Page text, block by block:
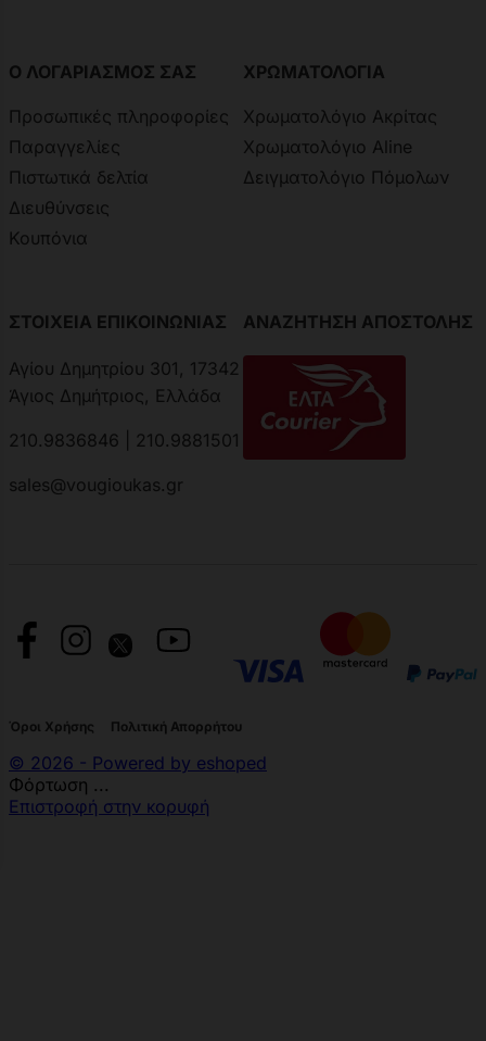
Ο ΛΟΓΑΡΙΑΣΜΟΣ ΣΑΣ
Προσωπικές πληροφορίες
Παραγγελίες
Πιστωτικά δελτία
Διευθύνσεις
Κουπόνια
ΧΡΩΜΑΤΟΛΟΓΙΑ
Χρωματολόγιο Ακρίτας
Χρωματολόγιο Aline
Δειγματολόγιο Πόμολων
ΣΤΟΙΧΕΙΑ ΕΠΙΚΟΙΝΩΝΙΑΣ
Αγίου Δημητρίου 301, 17342
Άγιος Δημήτριος, Ελλάδα
210.9836846 | 210.9881501
sales@vougioukas.gr
ΑΝΑΖΗΤΗΣΗ ΑΠΟΣΤΟΛΗΣ
Όροι Χρήσης Πολιτική Απορρήτου
© 2026 - Powered by eshoped
Φόρτωση ...
Επιστροφή στην κορυφή